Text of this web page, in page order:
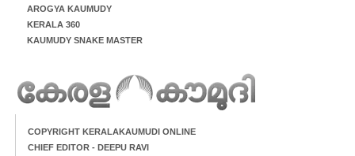
AROGYA KAUMUDY
KERALA 360
KAUMUDY SNAKE MASTER
COPYRIGHT KERALAKAUMUDI ONLINE
CHIEF EDITOR - DEEPU RAVI